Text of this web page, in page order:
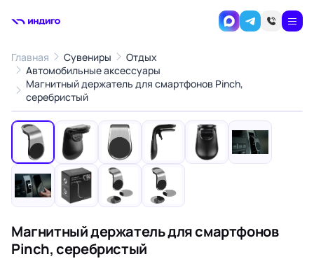
Главная Сувениры
Отдых
Автомобильные аксессуары
Магнитный держатель для смартфонов Pinch,
серебристый
‹ ›
Магнитный держатель для смартфонов
Pinch, серебристый